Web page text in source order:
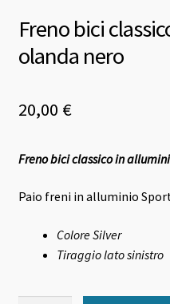
Freno bici
olanda nero
20,00 €
Freno bici classico in
Paio freni in alluminio
Colore Silver
Tiraggio lato sinistro